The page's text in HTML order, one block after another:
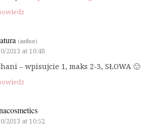
(author)
2013 at 10:48
– wpisujcie 1, maks 2-3, SŁOWA 🙂
2013 at 10:52